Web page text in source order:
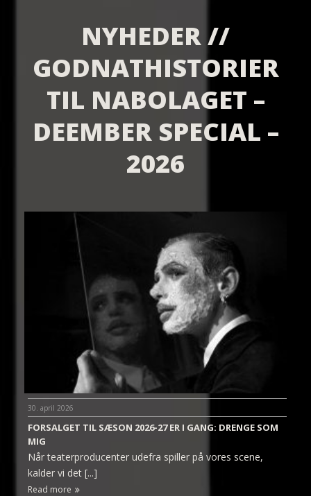
NYHEDER //
GODNATHISTORIER
TIL NABOLAGET –
DEEMBER SPECIAL –
2026
30. april 2026
FORSALGET TIL SÆSON 2026-27 ER I GANG: DRENGE SOM
MIG
Når teaterproducenter udefra spiller på vores scene,
kalder vi det [...]
Read more